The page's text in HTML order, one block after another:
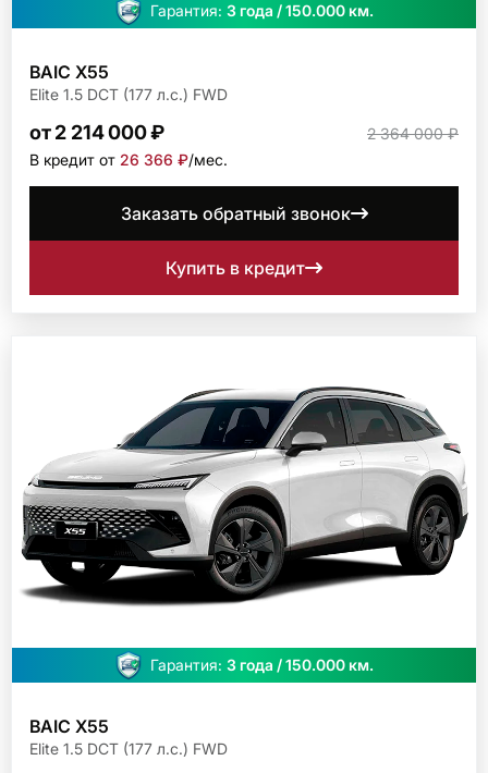
Гарантия: 3 года / 150.000 км.
BAIC X55
Elite 1.5 DCT (177 л.с.) FWD
от 2 214 000 ₽
2 364 000 ₽
В кредит от 26 366 ₽/мec.
Заказать обратный звонок
Купить в кредит
Гарантия: 3 года / 150.000 км.
BAIC X55
Elite 1.5 DCT (177 л.с.) FWD